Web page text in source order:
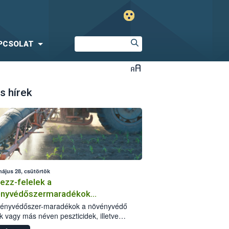
hírek
28, csütörtök
felelek a
kockázatáról
maradékok a növényvédő
vagy más néven peszticidek, illetve
kis mennyiségei, melyek a